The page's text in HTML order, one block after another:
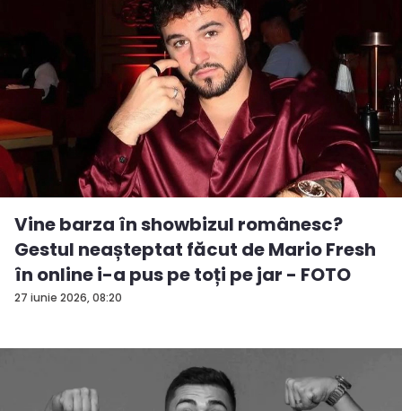
27 iunie 2026, 08:20
Vine barza în showbizul românesc?
Gestul neașteptat făcut de Mario Fresh
în online i-a pus pe toți pe jar - FOTO